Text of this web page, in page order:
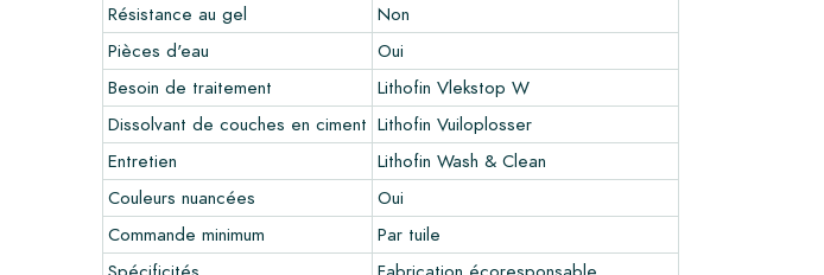
Résistance au gel
Non
Pièces d'eau
Oui
Besoin de traitement
Lithofin Vlekstop W
Dissolvant de couches en ciment Lithofin Vuiloplosser
Entretien
Lithofin Wash & Clean
Couleurs nuancées
Oui
Commande minimum
Par tuile